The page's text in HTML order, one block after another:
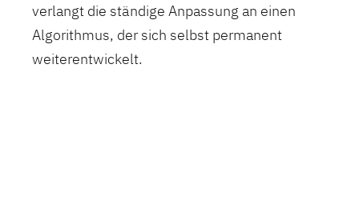
verlangt die ständige Anpassung an einen
Algorithmus, der sich selbst permanent
weiterentwickelt.